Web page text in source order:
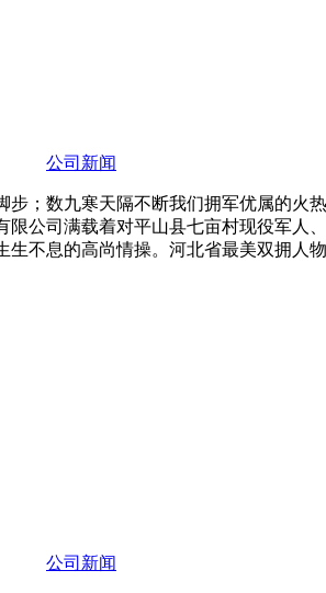
公司新闻
步；数九寒天隔不断我们拥军优属的
限公司满载着对平山县七亩村现役军
生不息的高尚情操。河北省最美双拥人
公司新闻